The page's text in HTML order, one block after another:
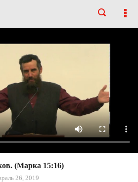
(Марка 15:16)
26, 2019